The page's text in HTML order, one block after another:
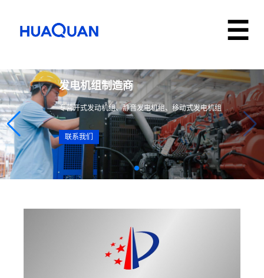
发电机组制造商
专营开式发动机组、静音发电机组、移动式发电机组
联系我们